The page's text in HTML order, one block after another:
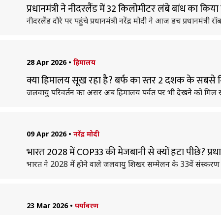
प्रधानमंत्री ने नीदरलैंड में 32 किलोमीटर लंबे बांध का
नीदरलैंड दौरे पर पहुंचे प्रधानमंत्री नरेंद्र मोदी ने आज डच
28 Apr 2026 • हिमालय
क्या हिमालय सूख रहा है? बर्फ का स्तर 2 दशक के सबसे
जलवायु परिवर्तन का असर अब हिमालय पर्वत पर भी देखने को मिल
09 Apr 2026 • नरेंद्र मोदी
भारत 2028 में COP33 की मेजबानी से क्यों हटा पीछे?
भारत ने 2028 में होने वाले जलवायु शिखर सम्मेलन के 33वें संस्करण
23 Mar 2026 • पर्यावरण